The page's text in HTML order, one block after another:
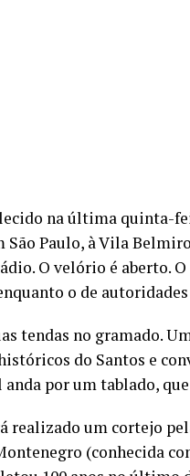
na última quinta-
Paulo, à Vila
O velório é aberto.
o de
tendas no gramado.
do Santos e
por um tablado,
realizado um cortejo
(conhecida